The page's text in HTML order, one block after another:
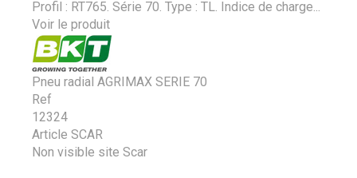
Profil : RT765. Série 70. Type : TL. Indice de charge...
Voir le produit
Pneu radial AGRIMAX SERIE 70
Ref
12324
Article SCAR
Non visible site Scar